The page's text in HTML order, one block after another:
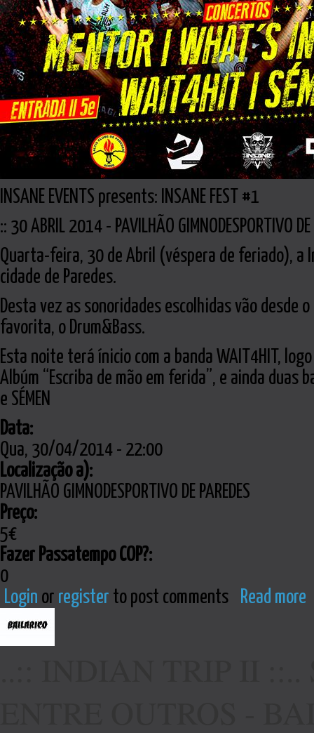
INSANE EVENTS presents: INSANE FEST #1
:: 30 ABRIL 2014 - PAVILHÃO GIMNODESPORTIVO DE
Quarta-feira, 30 de Abril (véspera de feriado), a
cidade de Paredes.
Desta vez as sonoridades escolhidas vão desde
favorita, o Drum&Bass.
Esta noite terá ínicio com a banda WAIT4HIT,
Albúm “Escriba de mão em ferida”, e ainda duas
e SÉMEN
Data:
Qua, 30/04/2014 - 22:00
Localização a):
PAVILHÃO GIMNODESPORTIVO DE PAREDES
Preço:
5€
Fazer Passatempo COP?:
0
Login or register to post comments Read more